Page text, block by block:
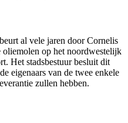
al vele jaren door Cornelis
oliemolen op het noordwestelijk
Het stadsbestuur besluit dit
eigenaars van de twee enkele
zullen hebben.